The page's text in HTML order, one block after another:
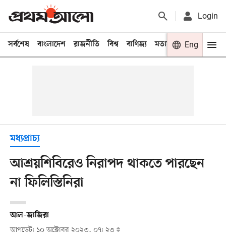
Login
সর্বশেষ বাংলাদেশ রাজনীতি বিশ্ব বাণিজ্য মতামত খেলা
Eng
মধ্যপ্রাচ্য
আশ্রয়শিবিরেও নিরাপদ থাকতে পারছেন
না ফিলিস্তিনিরা
আল–জাজিরা